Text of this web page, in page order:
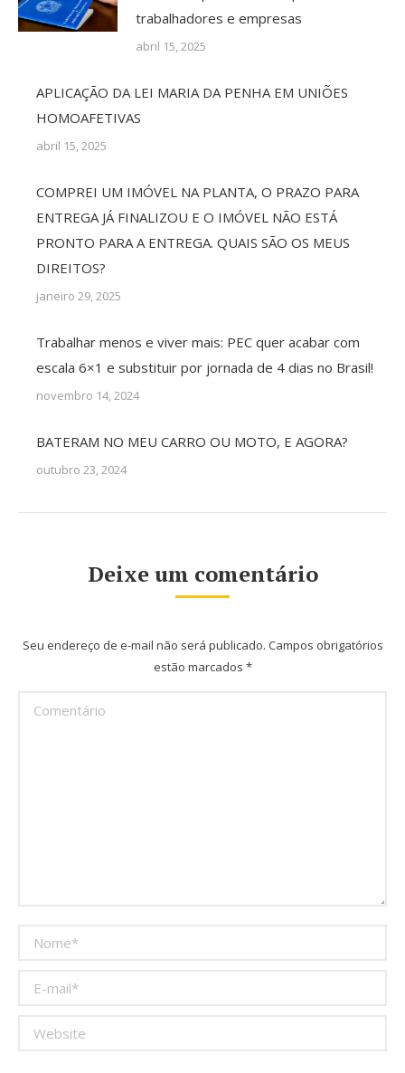
trabalhadores e empresas
abril 15, 2025
APLICAÇÃO DA LEI MARIA DA PENHA EM UNIÕES
HOMOAFETIVAS
abril 15, 2025
COMPREI UM IMÓVEL NA PLANTA, O PRAZO PARA
ENTREGA JÁ FINALIZOU E O IMÓVEL NÃO ESTÁ
PRONTO PARA A ENTREGA. QUAIS SÃO OS MEUS
DIREITOS?
janeiro 29, 2025
Trabalhar menos e viver mais: PEC quer acabar com
escala 6×1 e substituir por jornada de 4 dias no Brasil!
novembro 14, 2024
BATERAM NO MEU CARRO OU MOTO, E AGORA?
outubro 23, 2024
Deixe um comentário
Seu endereço de e-mail não será publicado. Campos obrigatórios
estão marcados *
Comentário
Nome *
E-mail *
Website